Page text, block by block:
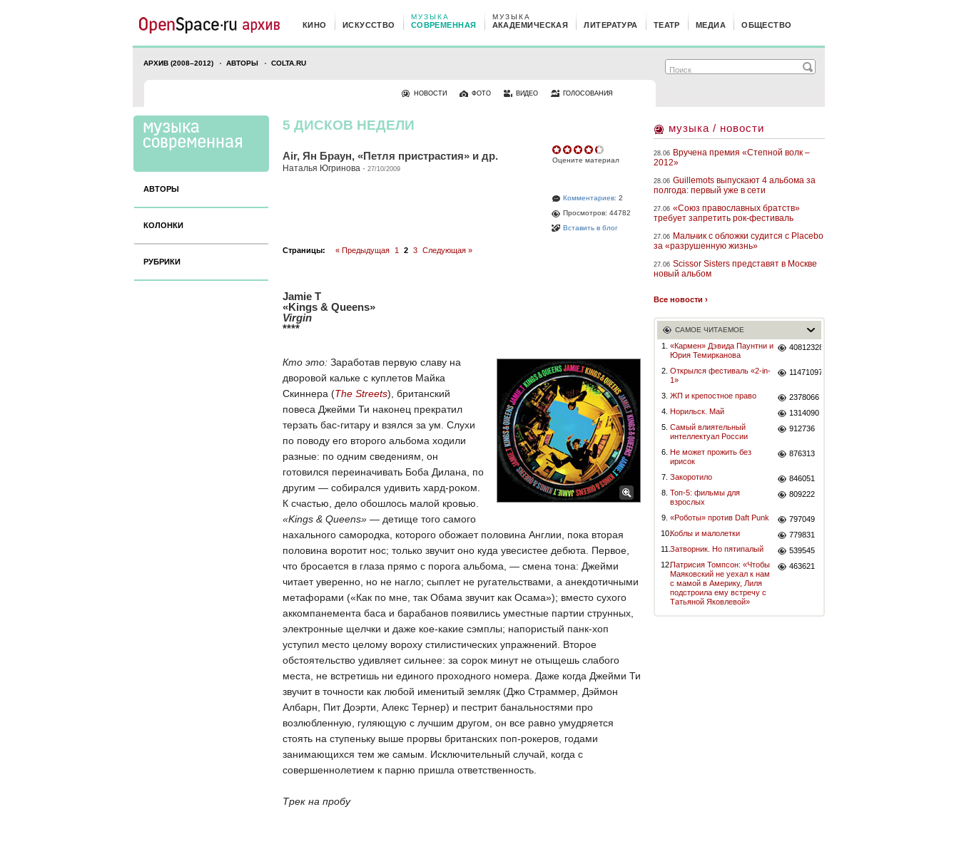
КИНО ИСКУССТВО СОВРЕМЕННАЯ
МУЗЫКА
АКАДЕМИЧЕСКАЯ
МУЗЫКА
ЛИТЕРАТУРА ТЕАТР МЕДИА ОБЩЕСТВО
АРХИВ (2008–2012) АВТОРЫ COLTA.RU
НОВОСТИ ФОТО ВИДЕО ГОЛОСОВАНИЯ
АВТОРЫ
КОЛОНКИ
РУБРИКИ
5 ДИСКОВ НЕДЕЛИ
Оцените материал
Комментариев: 2
Просмотров: 44782
Вставить в блог
Air, Ян Браун, «Петля пристрастия» и др.
Наталья Югринова · 27/10/2009
Страницы: « Предыдущая 1 2 3 Следующая »
Jamie T
«Kings & Queens»
Virgin
****
Кто это: Заработав первую славу на
дворовой кальке с куплетов Майка
Скиннера (The Streets), британский
повеса Джейми Ти наконец прекратил
терзать бас-гитару и взялся за ум. Слухи
по поводу его второго альбома ходили
разные: по одним сведениям, он
готовился переиначивать Боба Дилана, по
другим — собирался удивить хард-роком.
К счастью, дело обошлось малой кровью.
«Kings & Queens» — детище того самого
нахального самородка, которого обожает половина Англии, пока вторая
половина воротит нос; только звучит оно куда увесистее дебюта. Первое,
что бросается в глаза прямо с порога альбома, — смена тона: Джейми
читает уверенно, но не нагло; сыплет не ругательствами, а анекдотичными
метафорами («Как по мне, так Обама звучит как Осама»); вместо сухого
аккомпанемента баса и барабанов появились уместные партии струнных,
электронные щелчки и даже кое-какие сэмплы; напористый панк-хоп
уступил место целому вороху стилистических упражнений. Второе
обстоятельство удивляет сильнее: за сорок минут не отыщешь слабого
места, не встретишь ни единого проходного номера. Даже когда Джейми Ти
звучит в точности как любой именитый земляк (Джо Страммер, Дэймон
Албарн, Пит Доэрти, Алекс Тернер) и пестрит банальностями про
возлюбленную, гуляющую с лучшим другом, он все равно умудряется
стоять на ступеньку выше прорвы британских поп-рокеров, годами
занимающихся тем же самым. Исключительный случай, когда с
совершеннолетием к парню пришла ответственность.
Трек на пробу
музыка / новости
28.06 Вручена премия «Степной волк –
2012»
28.06 Guillemots выпускают 4 альбома за
полгода: первый уже в сети
27.06 «Союз православных братств»
требует запретить рок-фестиваль
27.06 Мальчик с обложки судится с Placebo
за «разрушенную жизнь»
27.06 Scissor Sisters представят в Москве
новый альбом
Все новости ›
САМОЕ ЧИТАЕМОЕ
1.
«Кармен» Дэвида Паунтни и
Юрия Темирканова
40812328
2. Открылся фестиваль «2-in-
1»
11471097
3. ЖП и крепостное право
2378066
4. Норильск. Май
1314090
5. Самый влиятельный
интеллектуал России
912736
6. Не может прожить без
ирисок
876313
7. Закоротило
846051
8. Топ-5: фильмы для
взрослых
809222
9. «Роботы» против Daft Punk
797049
10.Коблы и малолетки
779831
11.Затворник. Но пятипалый
539545
12.Патрисия Томпсон: «Чтобы
Маяковский не уехал к нам
с мамой в Америку, Лиля
подстроила ему встречу с
Татьяной Яковлевой»
463621